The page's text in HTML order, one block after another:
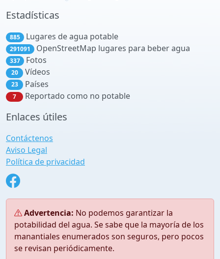
Estadísticas
885 Lugares de agua potable
291091 OpenStreetMap lugares para beber agua
337 Fotos
20 Vídeos
23 Países
7 Reportado como no potable
Enlaces útiles
Contáctenos
Aviso Legal
Política de privacidad
Advertencia: No podemos garantizar la
potabilidad del agua. Se sabe que la mayoría de los
manantiales enumerados son seguros, pero pocos
se revisan periódicamente.